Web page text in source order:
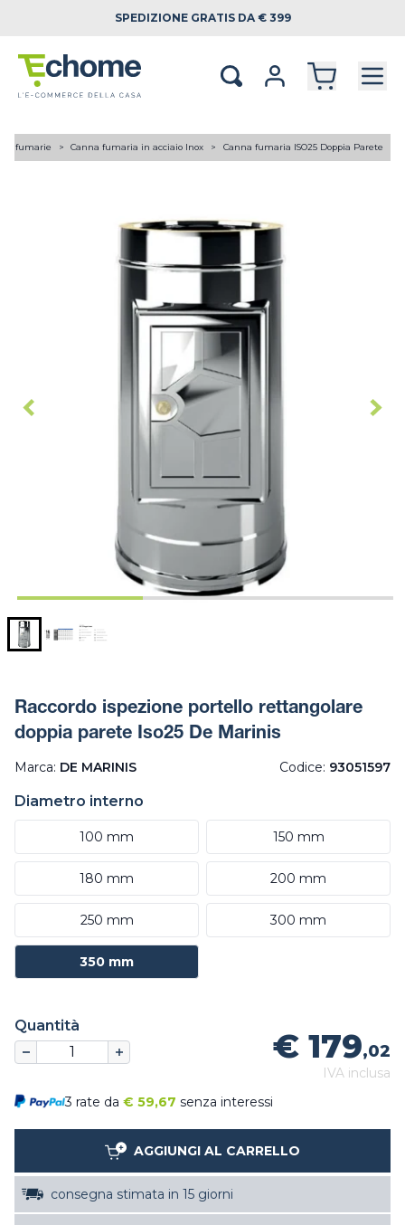
SPEDIZIONE GRATIS DA € 399
fumarie Canna fumaria in acciaio Inox Canna fumaria ISO25 Doppia Parete
Raccordo ispezione portello rettangolare
doppia parete Iso25 De Marinis
Marca: DE MARINIS Codice: 93051597
Diametro interno
100 mm 150 mm
180 mm 200 mm
250 mm 300 mm
350 mm
Quantità
€ 179,02
IVA inclusa
3 rate da € 59,67 senza interessi
AGGIUNGI AL CARRELLO
consegna stimata in 15 giorni